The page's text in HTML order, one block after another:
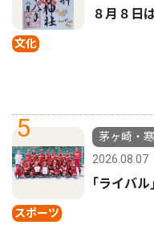
文化
８月８日
5
スポーツ
茅ヶ崎・寒
2026.08.07
｢ライバ